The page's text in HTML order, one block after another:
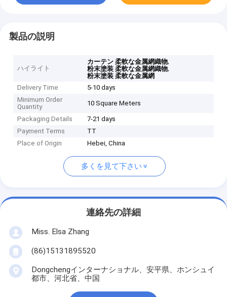
製品の説明
ハイライト
カーテン 柔軟な金属網織物,
粉末塗装 柔軟な金属網織物,
粉末塗装 柔軟な金属網
Delivery Time
5-10 days
Minimum Order
Quantity
10 Square Meters
Packaging Details
7-21 days
Payment Terms
TT
Place of Origin
Hebei, China
多くを見て下さい
連絡先の詳細
Miss. Elsa Zhang
(86)15131895520
Dongchengインターナショナル、安平県、ホンシュイ
都市、河北省、中国